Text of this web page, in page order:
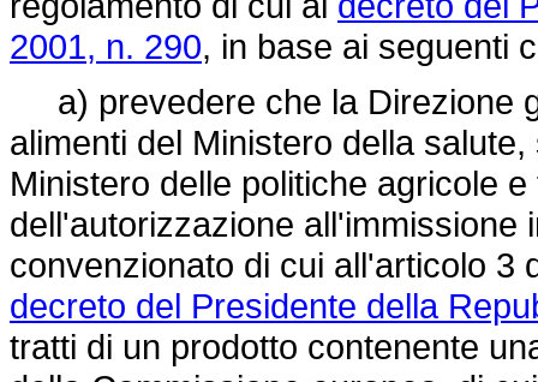
2001, n. 290, in base ai seguenti
a) prevedere che la Direzione
alimenti del Ministero della
Ministero delle politiche agricole
dell'autorizzazione
convenzionato di cui all'articolo 3
decreto del Presidente della
tratti di un prodotto contenente